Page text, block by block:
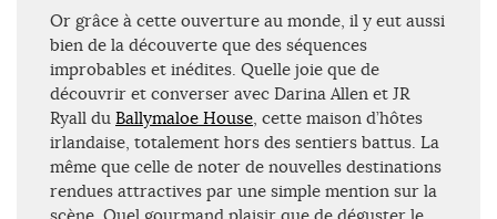
Or grâce à cette ouverture au monde, il y eut aussi
bien de la découverte que des séquences
improbables et inédites. Quelle joie que de
découvrir et converser avec Darina Allen et JR
Ryall du Ballymaloe House, cette maison d’hôtes
irlandaise, totalement hors des sentiers battus. La
même que celle de noter de nouvelles destinations
rendues attractives par une simple mention sur la